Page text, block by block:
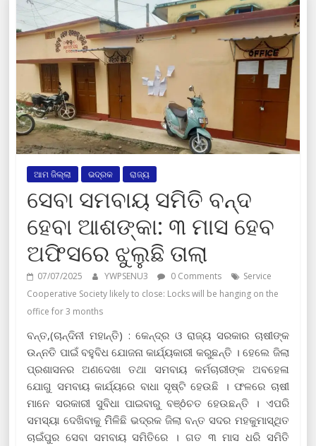
ଆମ ଜିଲ୍ଲା ଭଦ୍ରକ ରାଜ୍ୟ
ସେବା ସମବାୟ ସମିତି ବନ୍ଦ
ହେବା ଆଶଙ୍କା: ୩ ମାସ ହେବ
ଅଫିସରେ ଝୁଲୁଛି ତାଲା
07/07/2025 YWPSENU3 0 Comments
Service
Cooperative Society likely to close: Locks will be hanging on the
office for 3 months
ବନ୍ତ,(ଚାନ୍ଦିନୀ ମହାନ୍ତି) : କେନ୍ଦ୍ର ଓ ରାଜ୍ୟ ସରକାର ଚାଷୀଙ୍କ
ଉନ୍ନତି ପାଇଁ ବହୁବିଧ ଯୋଜନା କାର୍ଯ୍ୟକାରୀ କରୁଛନ୍ତି । ହେଲେ ଜିଲା
ପ୍ରଶାସନର ଅଣଦେଖା ତଥା ସମବାୟ କର୍ମଚାରୀଙ୍କ ଅବହେଳା
ଯୋଗୁ ସମବାୟ କାର୍ଯ୍ୟରେ ବାଧା ସୃଷ୍ଟି ହେଉଛି । ଫଳରେ ଚାଷୀ
ମାନେ ସରକାରୀ ସୁବିଧା ପାଇବାରୁ ବଞ୍ôଚତ ହେଉଛନ୍ତି । ଏପରି
ସମସ୍ୟା ଦେଖିବାକୁ ମିିଳିଛି ଭଦ୍ରକ ଜିଲା ବନ୍ତ ସଦର ମହକୁମାସ୍ଥିତ
ଚାଇଁପୁର ସେବା ସମବାୟ ସମିତିରେ । ଗତ ୩ ମାସ ଧରି ସମିତି